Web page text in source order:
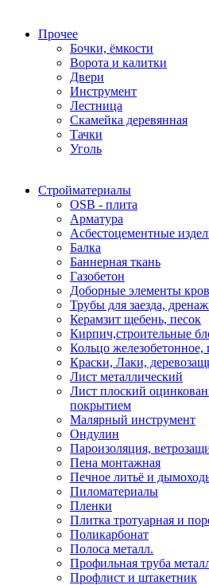
Прочее
Бочки, ёмкости
Ворота и калитки
Двери
Инструмент
Лестница
Скамейка деревянная
Тачки
Уголь
Стройматериалы
OSB - плита
Арматура
Асбестоцементные
Балка
Баннерная ткань
Газобетон
Доборные элементы
Трубы для заезда,
Керамзит щебень, песок
Кирпич,строительные
Кольцо железобетонное,
Краски, Лаки,
Лист металлический
Лист плоский
покрытием
Малярный инструмент
Ондулин
Пароизоляция,
Пена монтажная
Печное литьё и
Пиломатериалы
Пленки
Плитка тротуарная и
Поликарбонат
Полоса металл.
Профильная труба
Профлист и штакетник